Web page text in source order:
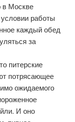
в Москве
работы
каждый обед
за
питерские
потрясающее
ожидаемого
И оно